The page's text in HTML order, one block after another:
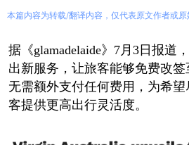
本篇内容为转载/翻译内容，仅代表原文作者或原
据《glamadelaide》7月3日报道
出新服务，让旅客能够免费改签
无需额外支付任何费用，为希
客提供更高出行灵活度。